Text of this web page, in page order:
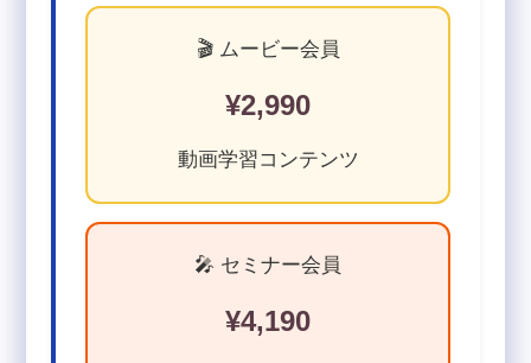
🎬 ムービー会員
¥2,990
動画学習コンテンツ
🎤 セミナー会員
¥4,190